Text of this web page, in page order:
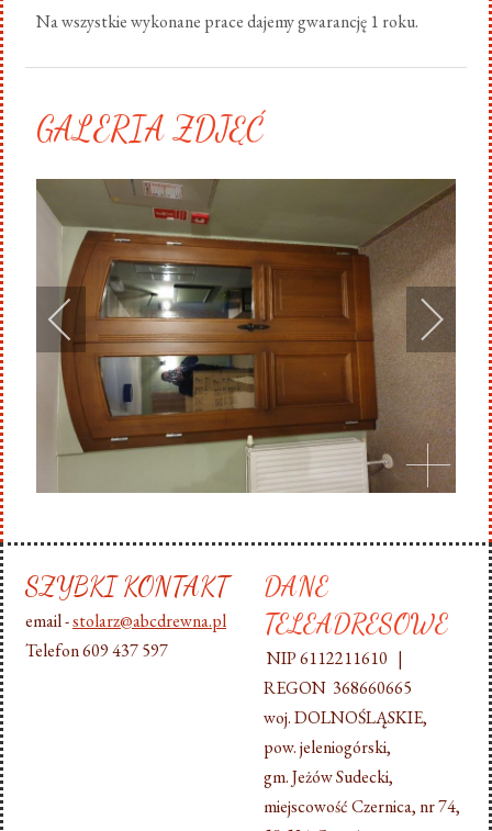
Na wszystkie wykonane prace dajemy gwarancję 1 roku.
GALERIA ZDJĘĆ
SZYBKI KONTAKT
email -stolarz@abcdrewna.pl
Telefon 609 437 597
DANE
TELEADRESOWE
NIP 6112211610 |
REGON 368660665
woj. DOLNOŚLĄSKIE,
pow. jeleniogórski,
gm. Jeżów Sudecki,
miejscowość Czernica, nr 74,